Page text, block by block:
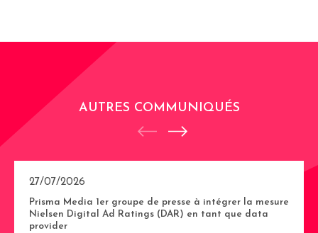
AUTRES COMMUNIQUÉS
27/07/2026
Prisma Media 1er groupe de presse à intégrer la mesure
Nielsen Digital Ad Ratings (DAR) en tant que data
provider